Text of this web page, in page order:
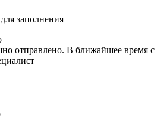
заполнения
отправлено. В ближайшее время с